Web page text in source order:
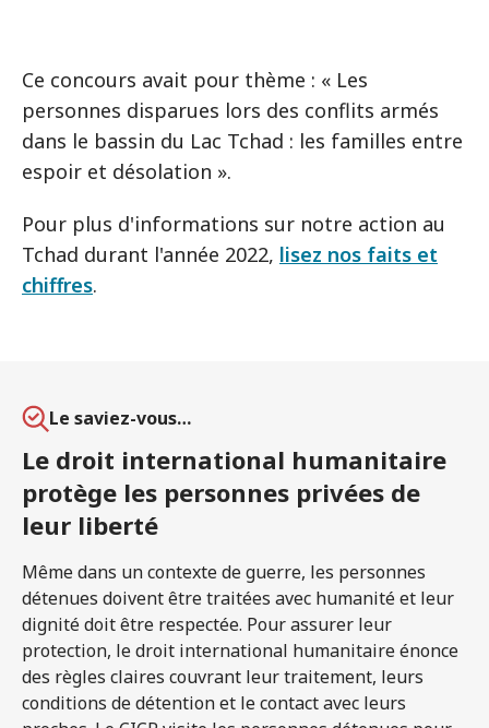
Ce concours avait pour thème : « Les
personnes disparues lors des conflits armés
dans le bassin du Lac Tchad : les familles entre
espoir et désolation ».
Pour plus d'informations sur notre action au
Tchad durant l'année 2022, lisez nos faits et
chiffres.
Le saviez-vous…
Le droit international humanitaire
protège les personnes privées de
leur liberté
Même dans un contexte de guerre, les personnes
détenues doivent être traitées avec humanité et leur
dignité doit être respectée. Pour assurer leur
protection, le droit international humanitaire énonce
des règles claires couvrant leur traitement, leurs
conditions de détention et le contact avec leurs